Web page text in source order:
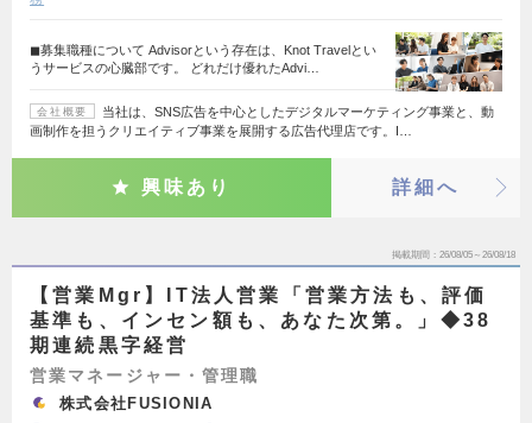
◼︎募集職種について Advisorという存在は、Knot Travelとい
うサービスの心臓部です。 どれだけ優れたAdvi…
会社概要
当社は、SNS広告を中心としたデジタルマーケティング事業と、動
画制作を担うクリエイティブ事業を展開する広告代理店です。I…
興味あり 詳細へ
掲載期間 26/08/05～26/08/18
【営業Mgr】IT法人営業「営業方法も、評価
基準も、インセン額も、あなた次第。」◆38
期連続黒字経営
営業マネージャー・管理職
株式会社FUSIONIA